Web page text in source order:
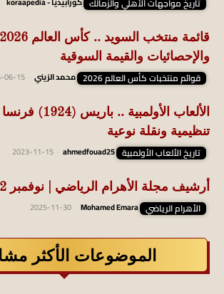
تاريخ مواجهات الأهلي والزمالك
والإحصائيات والقيمة السوقية
قوائم منتخبات كأس العالم 2026 محمد الزيني 06-15
الألعاب الأولمبية ..
تنظيمية ونقلة نوعية
تاريخ الألعاب الأولمبية ahmedfouad25
2023-11-15
أرشيف مجلة الأهرام الرياضي | نوفمبر 2022
الأهرام الرياضي Mohamed Emara
2025-11-30
الموضوعات الأكثر